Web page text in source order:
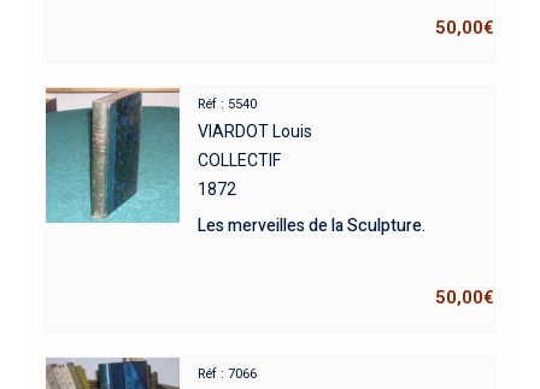
50,00€
Réf : 5540
VIARDOT Louis
COLLECTIF
1872
Les merveilles de la Sculpture.
50,00€
Réf : 7066